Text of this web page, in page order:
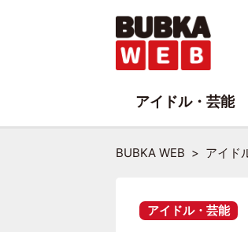
BUBKA WEB アイド
アイドル・芸能
アイドル・芸能